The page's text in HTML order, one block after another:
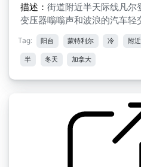
描述： 街道附近半天际线凡
变压器嗡嗡声和波浪的汽车轻
Tag: 阳台 蒙特利尔 冷 附近
半 冬天 加拿大